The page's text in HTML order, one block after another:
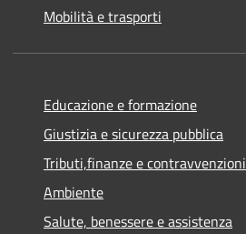
Mobilità e trasporti
Educazione e formazione
Giustizia e sicurezza pubblica
Tributi,finanze e contravvenzioni
Ambiente
Salute, benessere e assistenza